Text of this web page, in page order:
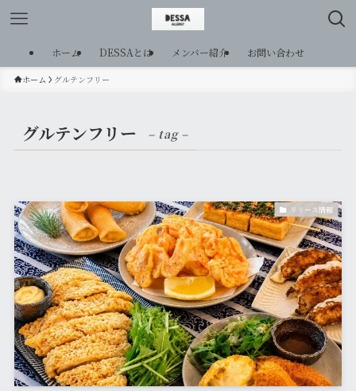
ホーム DESSAとは メンバー紹介 お問い合わせ
ホーム グルテンフリー
グルテンフリー – tag –
リリース情報